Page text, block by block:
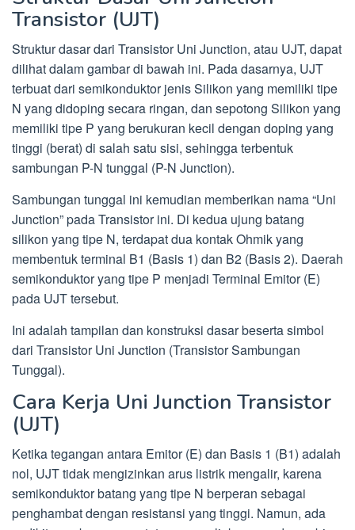
Transistor (UJT)
Struktur dasar dari Transistor Uni Junction, atau UJT, dapat
dilihat dalam gambar di bawah ini. Pada dasarnya, UJT
terbuat dari semikonduktor jenis Silikon yang memiliki tipe
N yang didoping secara ringan, dan sepotong Silikon yang
memiliki tipe P yang berukuran kecil dengan doping yang
tinggi (berat) di salah satu sisi, sehingga terbentuk
sambungan P-N tunggal (P-N Junction).
Sambungan tunggal ini kemudian memberikan nama “Uni
Junction” pada Transistor ini. Di kedua ujung batang
silikon yang tipe N, terdapat dua kontak Ohmik yang
membentuk terminal B1 (Basis 1) dan B2 (Basis 2). Daerah
semikonduktor yang tipe P menjadi Terminal Emitor (E)
pada UJT tersebut.
Ini adalah tampilan dan konstruksi dasar beserta simbol
dari Transistor Uni Junction (Transistor Sambungan
Tunggal).
Cara Kerja Uni Junction Transistor
(UJT)
Ketika tegangan antara Emitor (E) dan Basis 1 (B1) adalah
nol, UJT tidak mengizinkan arus listrik mengalir, karena
semikonduktor batang yang tipe N berperan sebagai
penghambat dengan resistansi yang tinggi. Namun, ada